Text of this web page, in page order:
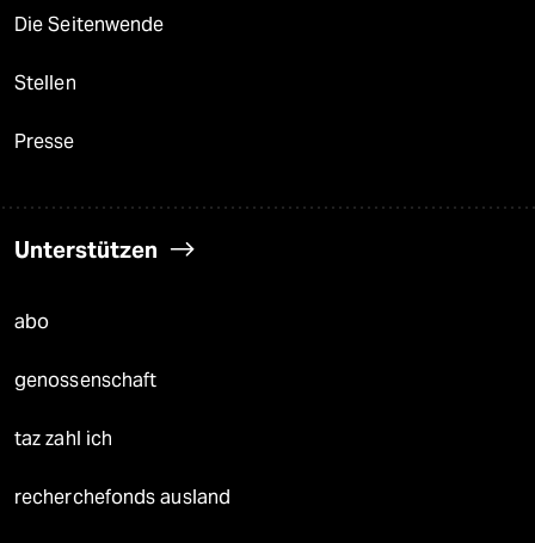
Die Seitenwende
Stellen
Presse
Unterstützen
abo
genossenschaft
taz zahl ich
recherchefonds ausland